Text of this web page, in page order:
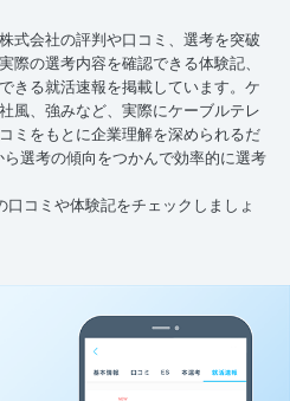
式会社の評判や口コミ、選考を突破
際の選考内容を確認できる体験記、
きる就活速報を掲載しています。ケ
風、強みなど、実際にケーブルテレ
ミをもとに企業理解を深められるだ
選考の傾向をつかんで効率的に選考
口コミや体験記をチェックしましょ